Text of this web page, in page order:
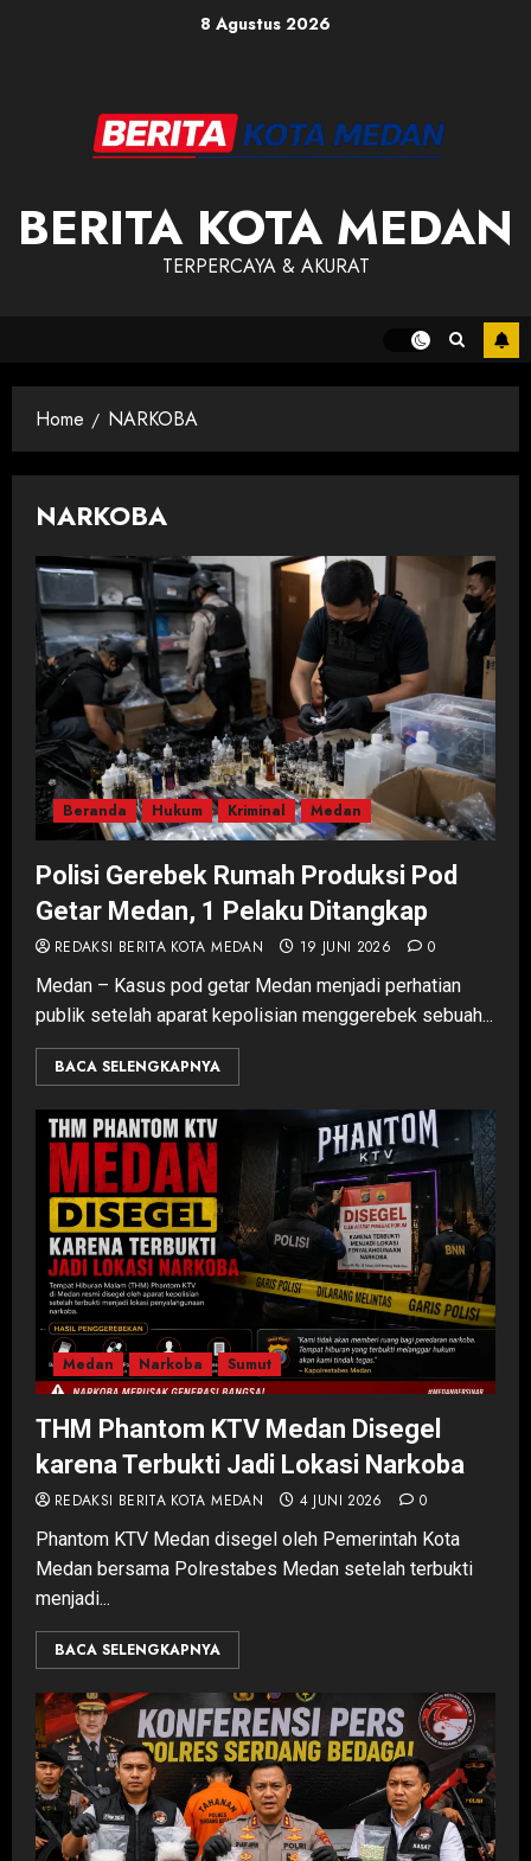
8 Agustus 2026
BERITA KOTA MEDAN
TERPERCAYA & AKURAT
Home NARKOBA
NARKOBA
Beranda Hukum Kriminal Medan
Polisi Gerebek Rumah Produksi Pod
Getar Medan, 1 Pelaku Ditangkap
REDAKSI BERITA KOTA MEDAN 19 JUNI 2026 0
Medan – Kasus pod getar Medan menjadi perhatian
publik setelah aparat kepolisian menggerebek sebuah...
BACA SELENGKAPNYA
Medan Narkoba Sumut
THM Phantom KTV Medan Disegel
karena Terbukti Jadi Lokasi Narkoba
REDAKSI BERITA KOTA MEDAN 4 JUNI 2026 0
Phantom KTV Medan disegel oleh Pemerintah Kota
Medan bersama Polrestabes Medan setelah terbukti
menjadi...
BACA SELENGKAPNYA